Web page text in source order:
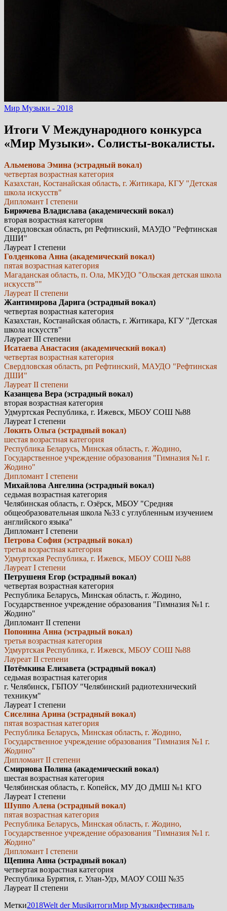
Мир Музыки - 2018
Итоги V Международного конкурса
«Мир Музыки». Солисты-вокалисты.
Альменова Эмина (эстрадный вокал)
четвертая возрастная категория
Казахстан, Костанайская область, г. Житикара, КГУ "Детская
школа искусств"
Дипломант I степени
Бирючева Владислава (академический вокал)
вторая возрастная категория
Свердловская область, рп Рефтинский, МАУДО "Рефтинская
ДШИ"
Лауреат I степени
Голденкова Анна (академический вокал)
пятая возрастная категория
Магаданская область, п. Ола, МКУДО "Ольская детская школа
искусств""
Лауреат II степени
Жантимирова Дарига (эстрадный вокал)
четвертая возрастная категория
Казахстан, Костанайская область, г. Житикара, КГУ "Детская
школа искусств"
Лауреат III степени
Исатаева Анастасия (академический вокал)
четвертая возрастная категория
Свердловская область, рп Рефтинский, МАУДО "Рефтинская
ДШИ"
Лауреат II степени
Казанцева Вера (эстрадный вокал)
вторая возрастная категория
Удмуртская Республика, г. Ижевск, МБОУ СОШ №88
Лауреат I степени
Локить Ольга (эстрадный вокал)
шестая возрастная категория
Республика Беларусь, Минская область, г. Жодино,
Государственное учреждение образования "Гимназия №1 г.
Жодино"
Дипломант I степени
Михайлова Ангелина (эстрадный вокал)
седьмая возрастная категория
Челябинская область, г. Озёрск, МБОУ "Средняя
общеобразовательная школа №33 с углубленным изучением
английского языка"
Дипломант I степени
Петрова София (эстрадный вокал)
третья возрастная категория
Удмуртская Республика, г. Ижевск, МБОУ СОШ №88
Лауреат I степени
Петрушеня Егор (эстрадный вокал)
четвертая возрастная категория
Республика Беларусь, Минская область, г. Жодино,
Государственное учреждение образования "Гимназия №1 г.
Жодино"
Дипломант II степени
Попонина Анна (эстрадный вокал)
третья возрастная категория
Удмуртская Республика, г. Ижевск, МБОУ СОШ №88
Лауреат II степени
Потёмкина Елизавета (эстрадный вокал)
седьмая возрастная категория
г. Челябинск, ГБПОУ "Челябинский радиотехнический
техникум"
Лауреат I степени
Сиселина Арина (эстрадный вокал)
пятая возрастная категория
Республика Беларусь, Минская область, г. Жодино,
Государственное учреждение образования "Гимназия №1 г.
Жодино"
Дипломант II степени
Смирнова Полина (академический вокал)
шестая возрастная категория
Челябинская область, г. Копейск, МУ ДО ДМШ №1 КГО
Лауреат I степени
Шуппо Алена (эстрадный вокал)
пятая возрастная категория
Республика Беларусь, Минская область, г. Жодино,
Государственное учреждение образования "Гимназия №1 г.
Жодино"
Дипломант I степени
Щепина Анна (эстрадный вокал)
четвертая возрастная категория
Республика Бурятия, г. Улан-Удэ, МАОУ СОШ №35
Лауреат II степени
Метки2018Welt der MusikитогиМир Музыкифестиваль